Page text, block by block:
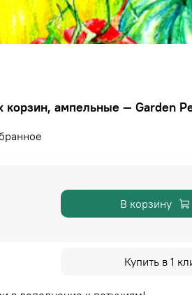
ампельные — Garden
В корзину
Купить в 1